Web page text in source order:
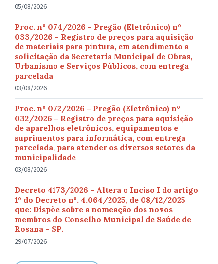
05/08/2026
Proc. nº 074/2026 – Pregão (Eletrônico) nº
033/2026 – Registro de preços para aquisição
de materiais para pintura, em atendimento a
solicitação da Secretaria Municipal de Obras,
Urbanismo e Serviços Públicos, com entrega
parcelada
03/08/2026
Proc. nº 072/2026 – Pregão (Eletrônico) nº
032/2026 – Registro de preços para aquisição
de aparelhos eletrônicos, equipamentos e
suprimentos para informática, com entrega
parcelada, para atender os diversos setores da
municipalidade
03/08/2026
Decreto 4173/2026 – Altera o Inciso I do artigo
1º do Decreto nº. 4.064/2025, de 08/12/2025
que: Dispõe sobre a nomeação dos novos
membros do Conselho Municipal de Saúde de
Rosana – SP.
29/07/2026